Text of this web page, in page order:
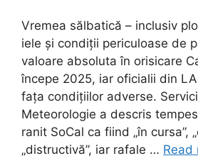
Vremea sălbatică – inclusiv
iele și condiții periculoase de
valoare absoluta în orisicare
începe 2025, iar oficialii din
fața condițiilor adverse.
Meteorologie a descris
ranit SoCal ca fiind „în cursa”,
„distructivă”, iar rafale … Read